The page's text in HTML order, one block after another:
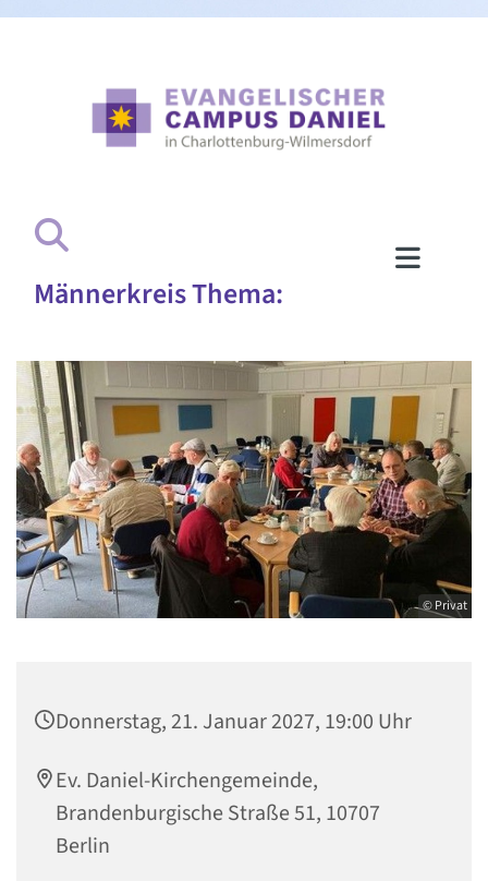
Männerkreis Thema:
© Privat
Donnerstag, 21. Januar 2027, 19:00 Uhr
Ev. Daniel-Kirchengemeinde,
Brandenburgische Straße 51, 10707
Berlin